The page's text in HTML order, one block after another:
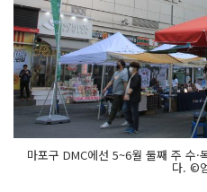
마포구 DMC에선 5~6월 둘째 주 수·
다. ©